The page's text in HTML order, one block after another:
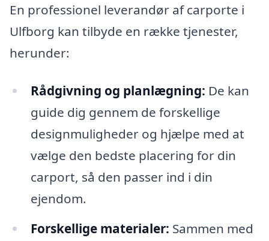
En professionel leverandør af carporte i
Ulfborg kan tilbyde en række tjenester,
herunder:
Rådgivning og planlægning: De kan
guide dig gennem de forskellige
designmuligheder og hjælpe med at
vælge den bedste placering for din
carport, så den passer ind i din
ejendom.
Forskellige materialer: Sammen med